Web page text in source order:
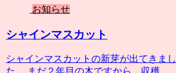
お知らせ
シャインマスカット
シャインマスカットの新芽が出てきまし